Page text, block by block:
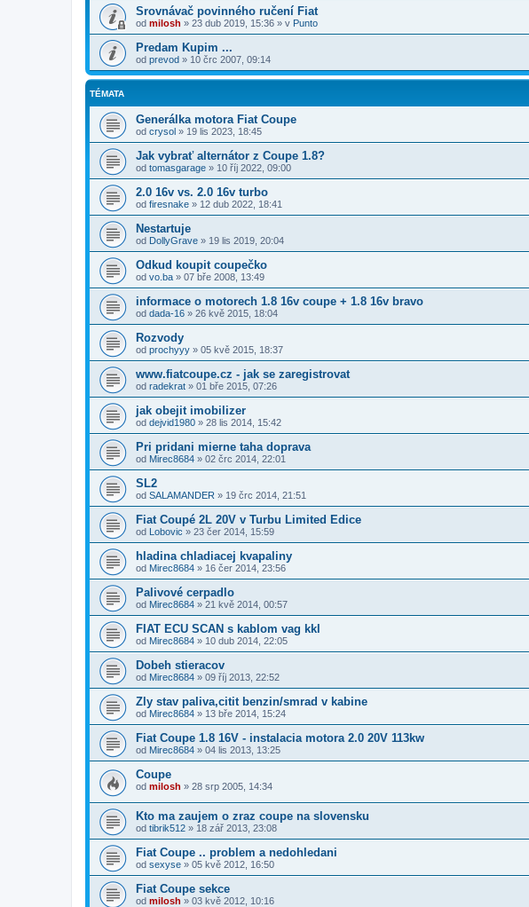
Srovnávač povinného ručení Fiat
od milosh » 23 dub 2019, 15:36 » v Punto
Predam Kupim ...
od prevod » 10 črc 2007, 09:14
TÉMATA
Generálka motora Fiat Coupe
od crysol » 19 lis 2023, 18:45
Jak vybrať alternátor z Coupe 1.8?
od tomasgarage » 10 říj 2022, 09:00
2.0 16v vs. 2.0 16v turbo
od firesnake » 12 dub 2022, 18:41
Nestartuje
od DollyGrave » 19 lis 2019, 20:04
Odkud koupit coupečko
od vo.ba » 07 bře 2008, 13:49
informace o motorech 1.8 16v coupe + 1.8 16v bravo
od dada-16 » 26 kvě 2015, 18:04
Rozvody
od prochyyy » 05 kvě 2015, 18:37
www.fiatcoupe.cz - jak se zaregistrovat
od radekrat » 01 bře 2015, 07:26
jak obejit imobilizer
od dejvid1980 » 28 lis 2014, 15:42
Pri pridani mierne taha doprava
od Mirec8684 » 02 črc 2014, 22:01
SL2
od SALAMANDER » 19 črc 2014, 21:51
Fiat Coupé 2L 20V v Turbu Limited Edice
od Lobovic » 23 čer 2014, 15:59
hladina chladiacej kvapaliny
od Mirec8684 » 16 čer 2014, 23:56
Palivové cerpadlo
od Mirec8684 » 21 kvě 2014, 00:57
FIAT ECU SCAN s kablom vag kkl
od Mirec8684 » 10 dub 2014, 22:05
Dobeh stieracov
od Mirec8684 » 09 říj 2013, 22:52
Zly stav paliva,citit benzin/smrad v kabine
od Mirec8684 » 13 bře 2014, 15:24
Fiat Coupe 1.8 16V - instalacia motora 2.0 20V 113kw
od Mirec8684 » 04 lis 2013, 13:25
Coupe
od milosh » 28 srp 2005, 14:34
Kto ma zaujem o zraz coupe na slovensku
od tibrik512 » 18 zář 2013, 23:08
Fiat Coupe .. problem a nedohledani
od sexyse » 05 kvě 2012, 16:50
Fiat Coupe sekce
od milosh » 03 kvě 2012, 10:16